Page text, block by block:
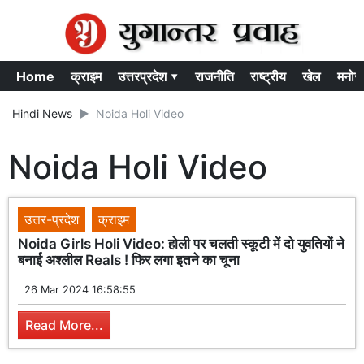
Home क्राइम उत्तरप्रदेश ▾ राजनीति राष्ट्रीय खेल
Hindi News Noida Holi Video
Noida Holi Video
उत्तर-प्रदेश
क्राइम
Noida Girls Holi Video: होली पर चलती स्कूटी में दो युवतियों ने
बनाई अश्लील Reals ! फिर लगा इतने का चूना
26 Mar 2024 16:58:55
Read More...